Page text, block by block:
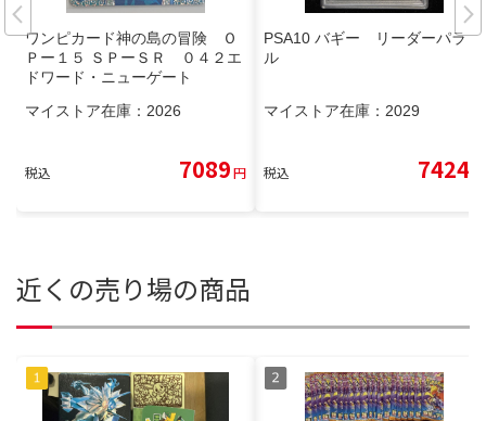
ワンピカード神の島の冒険 Ｏ
Ｐー１５ ＳＰーＳＲ ０４２エ
ドワード・ニューゲート
マイストア在庫： 2026
税込 7089円
PSA10 バギー リーダーパラレ
ル
マイストア在庫： 2029
税込 7424
近くの売り場の商品